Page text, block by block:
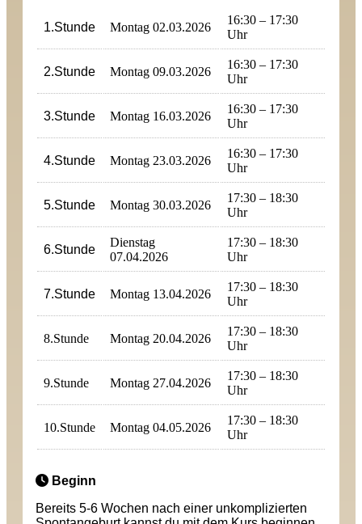
1.Stunde Montag 02.03.2026
16:30 – 17:30
Uhr
2.Stunde Montag 09.03.2026
16:30 – 17:30
Uhr
3.Stunde Montag 16.03.2026
16:30 – 17:30
Uhr
4.Stunde Montag 23.03.2026
16:30 – 17:30
Uhr
5.Stunde Montag 30.03.2026
17:30 – 18:30
Uhr
6.Stunde
Dienstag
07.04.2026
17:30 – 18:30
Uhr
7.Stunde Montag 13.04.2026
17:30 – 18:30
Uhr
8.Stunde Montag 20.04.2026
17:30 – 18:30
Uhr
9.Stunde Montag 27.04.2026
17:30 – 18:30
Uhr
10.Stunde Montag 04.05.2026
17:30 – 18:30
Uhr
Beginn
Bereits 5-6 Wochen nach einer unkomplizierten